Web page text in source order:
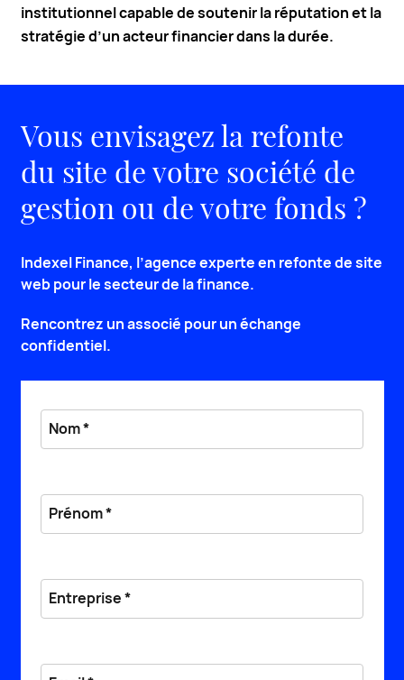
institutionnel capable de soutenir la réputation et la
stratégie d’un acteur financier dans la durée.
Vous envisagez la refonte
du site de votre société de
gestion ou de votre fonds ?
Indexel Finance, l’agence experte en refonte de site
web pour le secteur de la finance.
Rencontrez un associé pour un échange
confidentiel.